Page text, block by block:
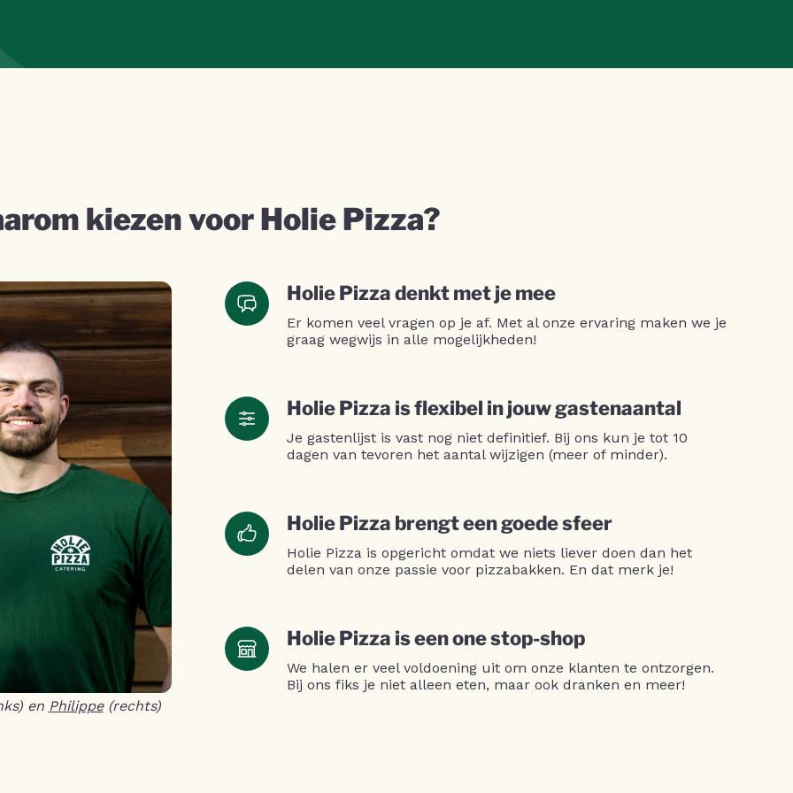
kiezen voor Holie Pizza?
Holie Pizza denkt met je mee
Er komen veel vragen op je af. Met al onze ervaring maken we je
graag wegwijs in alle mogelijkheden!
Holie Pizza is flexibel in jouw gastenaantal
Je gastenlijst is vast nog niet definitief. Bij ons kun je tot 10
dagen van tevoren het aantal wijzigen (meer of minder).
Holie Pizza brengt een goede sfeer
Holie Pizza is opgericht omdat we niets liever doen dan het
delen van onze passie voor pizzabakken. En dat merk je!
Holie Pizza is een one stop-shop
We halen er veel voldoening uit om onze klanten te ontzorgen.
Bij ons fiks je niet alleen eten, maar ook dranken en meer!
en Philippe(rechts)